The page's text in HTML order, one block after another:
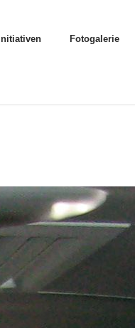
Initiativen Fotogalerie